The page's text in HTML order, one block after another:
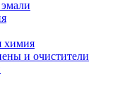
химия
и очистители